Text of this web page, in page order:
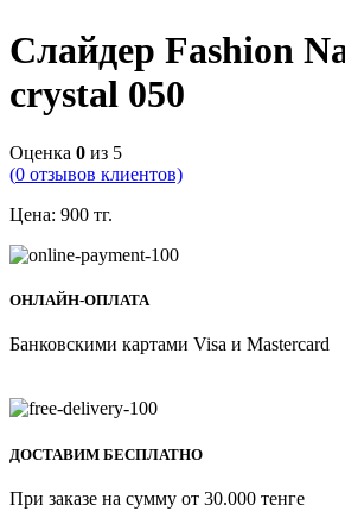
Слайдер Fashion
crystal 050
Оценка 0 из 5
(0 отзывов клиентов)
Цена: 900 тг.
ОНЛАЙН-ОПЛАТА
Банковскими картами Visa и Mastercard
ДОСТАВИМ БЕСПЛАТНО
При заказе на сумму от 30.000 тенге